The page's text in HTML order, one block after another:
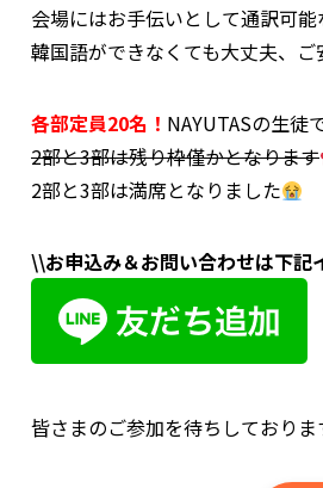
会場にはお手伝いとして通訳可
韓国語ができなくても大丈夫、ご
各部定員20名！ NAYUTASの生徒
2部と3部は残り枠僅かとなります
2部と3部は満席となりました
\\お申込み＆お問い合わせは下記
皆さまのご参加を待ちしておりま